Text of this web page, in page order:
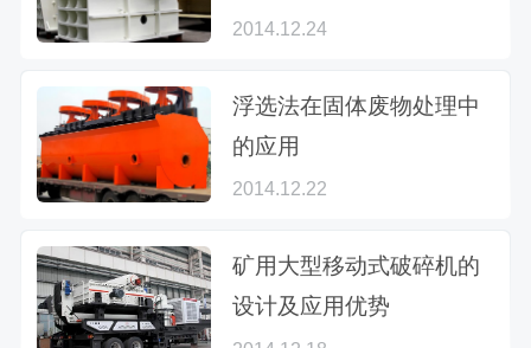
2014.12.24
浮选法在固体废物处理中
的应用
2014.12.22
矿用大型移动式破碎机的
设计及应用优势